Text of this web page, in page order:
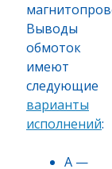
Выводы
обмоток
имеют
следующие
варианты
исполнений:
А —